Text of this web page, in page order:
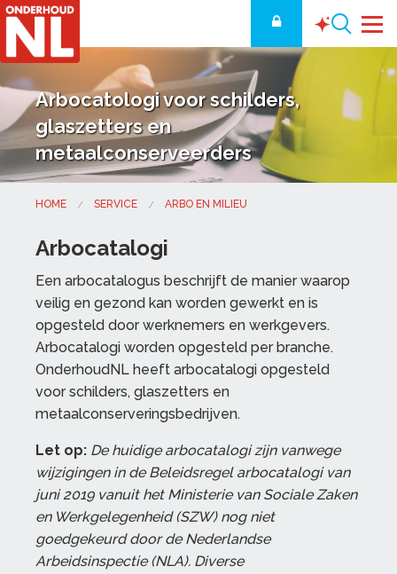
Arbocatologi voor schilders,
glaszetters en
metaalconserveerders
HOME SERVICE ARBO EN MILIEU
Arbocatalogi
Een arbocatalogus beschrijft de manier waarop
veilig en gezond kan worden gewerkt en is
opgesteld door werknemers en werkgevers.
Arbocatalogi worden opgesteld per branche.
OnderhoudNL heeft arbocatalogi opgesteld
voor schilders, glaszetters en
metaalconserveringsbedrijven.
Let op: De huidige arbocatalogi zijn vanwege
wijzigingen in de Beleidsregel arbocatalogi van
juni 2019 vanuit het Ministerie van Sociale Zaken
en Werkgelegenheid (SZW) nog niet
goedgekeurd door de Nederlandse
Arbeidsinspectie (NLA). Diverse